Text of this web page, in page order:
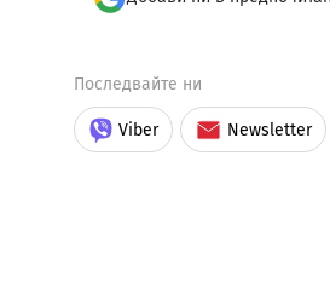
Последвайте ни
Viber Newsletter